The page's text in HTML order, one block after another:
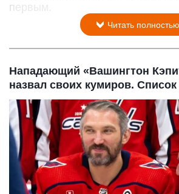
первым.
Читать полностью
Нападающий «Вашингтон
назвал своих кумиров. Список